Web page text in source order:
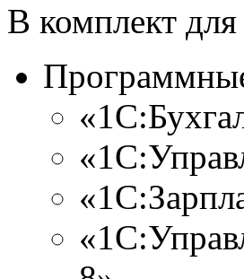
В комплект